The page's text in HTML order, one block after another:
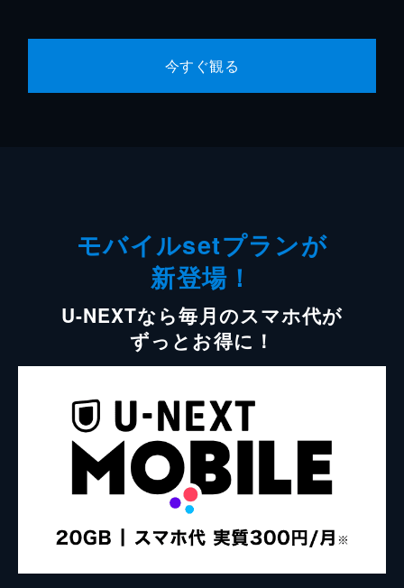
今すぐ観る
モバイルsetプランが
新登場！
U-NEXTなら毎月のスマホ代が
ずっとお得に！